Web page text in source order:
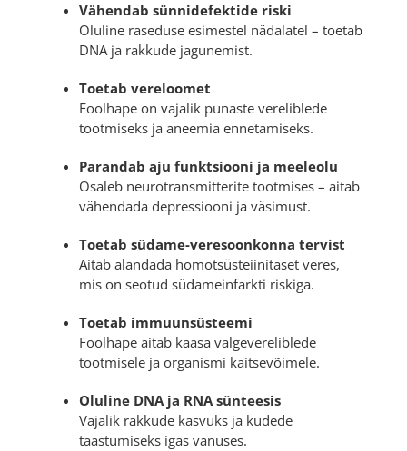
Vähendab sünnidefektide riski
Oluline raseduse esimestel nädalatel – toetab
DNA ja rakkude jagunemist.
Toetab vereloomet
Foolhape on vajalik punaste vereliblede
tootmiseks ja aneemia ennetamiseks.
Parandab aju funktsiooni ja meeleolu
Osaleb neurotransmitterite tootmises – aitab
vähendada depressiooni ja väsimust.
Toetab südame-veresoonkonna tervist
Aitab alandada homotsüsteiinitaset veres,
mis on seotud südameinfarkti riskiga.
Toetab immuunsüsteemi
Foolhape aitab kaasa valgevereliblede
tootmisele ja organismi kaitsevõimele.
Oluline DNA ja RNA sünteesis
Vajalik rakkude kasvuks ja kudede
taastumiseks igas vanuses.